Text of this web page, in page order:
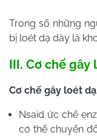
Trong số những
bị loét dạ dày là
III. Cơ chế gây
Cơ chế gây loét
Nsaid ức chế
cơ thể chuyển